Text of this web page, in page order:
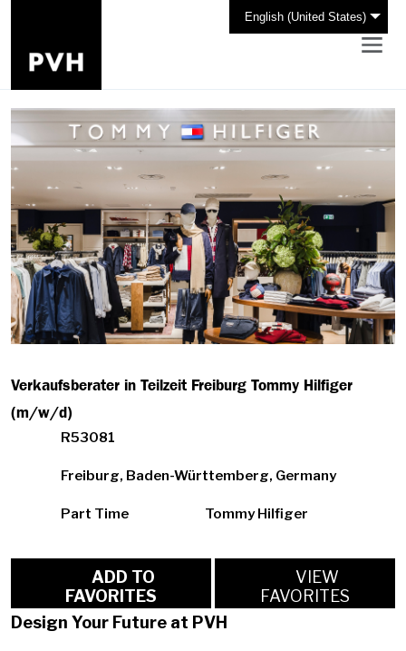
English (United States)
Verkaufsberater in Teilzeit Freiburg Tommy Hilfiger
(m/w/d)
R53081
Freiburg, Baden-Württemberg, Germany
Part Time Tommy Hilfiger
FAVORITES
VIEW
FAVORITES
Design Your Future at PVH